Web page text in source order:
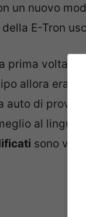
un nuovo
E-Tron
prima volta il
allora era
auto di
al
sono